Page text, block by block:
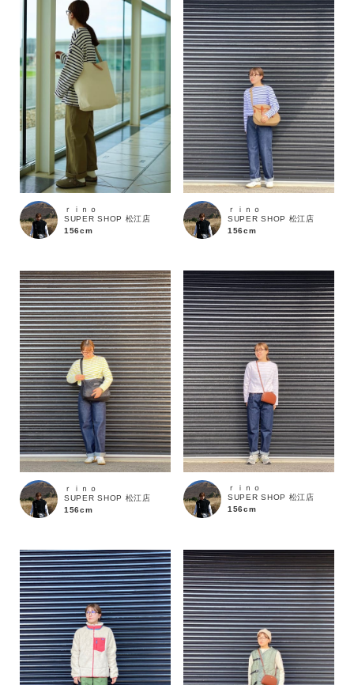
キーワード
性別
MENS LADIES KIDS
カテゴリ
サイズ
ブランド
ｒｉｎｏ
SUPER SHOP 松江店
156cm
ｒｉｎｏ
SUPER SHOP 松江店
156cm
ｒｉｎｏ
SUPER SHOP 松江店
156cm
ｒｉｎｏ
SUPER SHOP 松江店
156cm